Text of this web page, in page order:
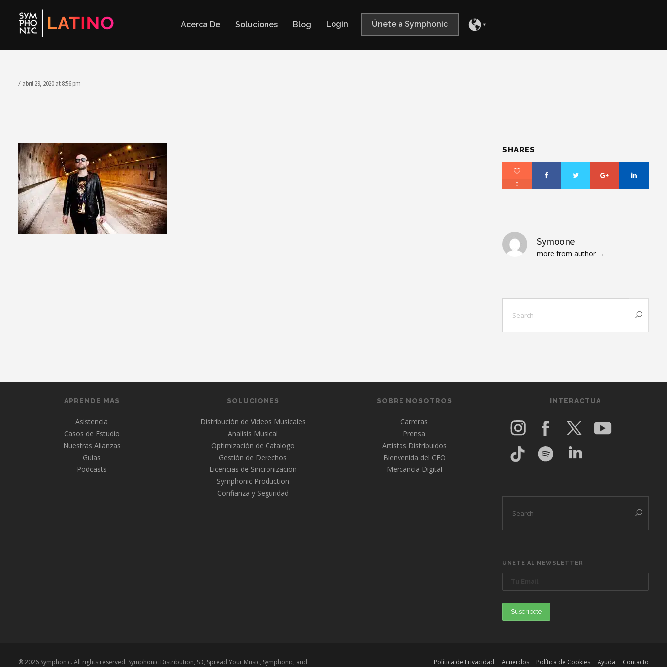
Acerca De Soluciones Blog Login Únete a Symphonic
abril 29, 2020 at 8:56 pm
SHARES
0
Symoone
more from author
APRENDE MAS
Asistencia
Casos de Estudio
Nuestras Alianzas
Guias
Podcasts
SOLUCIONES
Distribución de Videos Musicales
Analisis Musical
Optimización de Catalogo
Gestión de Derechos
Licencias de Sincronizacion
Symphonic Production
Confianza y Seguridad
SOBRE NOSOTROS
Carreras
Prensa
Artistas Distribuidos
Bienvenida del CEO
Mercancía Digital
INTERACTUA
UNETE AL NEWSLETTER
® 2026 Symphonic. All rights reserved. Symphonic Distribution, SD, Spread Your Music, Symphonic, and
Política de Privacidad Acuerdos Política de Cookies Ayuda Contacto